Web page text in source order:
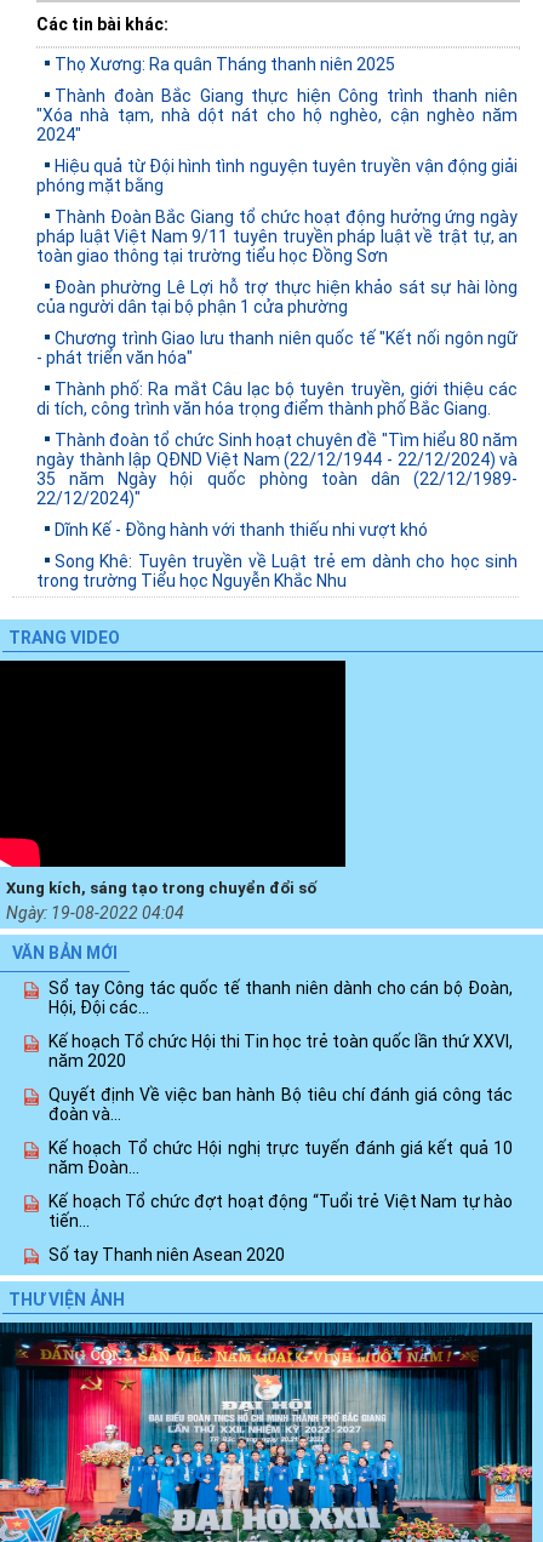
Các tin bài khác:
Thọ Xương: Ra quân Tháng thanh niên 2025
Thành đoàn Bắc Giang thực hiện Công trình thanh niên
"Xóa nhà tạm, nhà dột nát cho hộ nghèo, cận nghèo năm
2024"
Hiệu quả từ Đội hình tình nguyện tuyên truyền vận động giải
phóng mặt bằng
Thành Đoàn Bắc Giang tổ chức hoạt động hưởng ứng ngày
pháp luật Việt Nam 9/11 tuyên truyền pháp luật về trật tự, an
toàn giao thông tại trường tiểu học Đồng Sơn
Đoàn phường Lê Lợi hỗ trợ thực hiện khảo sát sự hài lòng
của người dân tại bộ phận 1 cửa phường
Chương trình Giao lưu thanh niên quốc tế "Kết nối ngôn ngữ
- phát triển văn hóa"
Thành phố: Ra mắt Câu lạc bộ tuyên truyền, giới thiệu các
di tích, công trình văn hóa trọng điểm thành phố Bắc Giang.
Thành đoàn tổ chức Sinh hoạt chuyên đề "Tìm hiểu 80 năm
ngày thành lập QĐND Việt Nam (22/12/1944 - 22/12/2024) và
35 năm Ngày hội quốc phòng toàn dân (22/12/1989-
22/12/2024)"
Dĩnh Kế - Đồng hành với thanh thiếu nhi vượt khó
Song Khê: Tuyên truyền về Luật trẻ em dành cho học sinh
trong trường Tiểu học Nguyễn Khắc Nhu
TRANG VIDEO
Xung kích, sáng tạo trong chuyển đổi số
Ngày: 19-08-2022 04:04
VĂN BẢN MỚI
Sổ tay Công tác quốc tế thanh niên dành cho cán bộ Đoàn,
Hội, Đội các...
Kế hoạch Tổ chức Hội thi Tin học trẻ toàn quốc lần thứ XXVI,
năm 2020
Quyết định Về việc ban hành Bộ tiêu chí đánh giá công tác
đoàn và...
Kế hoạch Tổ chức Hội nghị trực tuyến đánh giá kết quả 10
năm Đoàn...
Kế hoạch Tổ chức đợt hoạt động “Tuổi trẻ Việt Nam tự hào
tiến...
Số tay Thanh niên Asean 2020
Cuộc thi video, clip “Vì một Việt Nam xanh”
Phê duyệt Đề án chăm sóc vì sự phát triển toàn diện trẻ em
trong những...
Xem thêm
THƯ VIỆN ẢNH